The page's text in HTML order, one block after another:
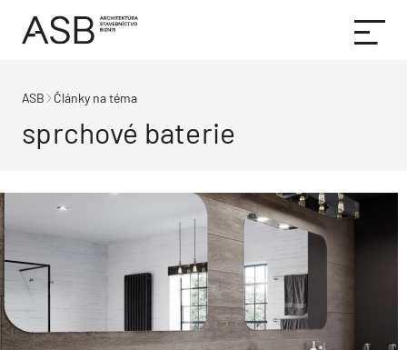
ASB Články na téma
sprchové baterie